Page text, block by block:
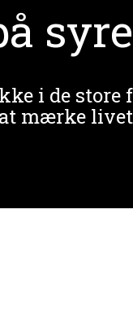
syre
i de store
mærke livet